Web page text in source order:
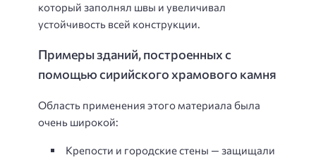
который заполнял швы и увеличивал
устойчивость всей конструкции.
Примеры зданий, построенных с
помощью сирийского храмового камня
Область применения этого материала была
очень широкой:
Крепости и городские стены — защищали